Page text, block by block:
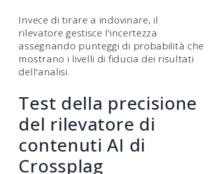
Invece di tirare a indovinare, il
rilevatore gestisce l'incertezza
assegnando punteggi di probabilità che
mostrano i livelli di fiducia dei risultati
dell'analisi.
Test della precisione
del rilevatore di
contenuti AI di
Crossplag